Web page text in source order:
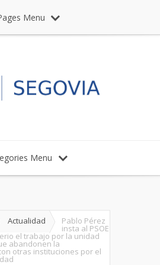
Menu
Menu
Actualidad Pablo Pérez
insta al PSOE
el trabajo por la unidad
abandonen la
otras instituciones por el